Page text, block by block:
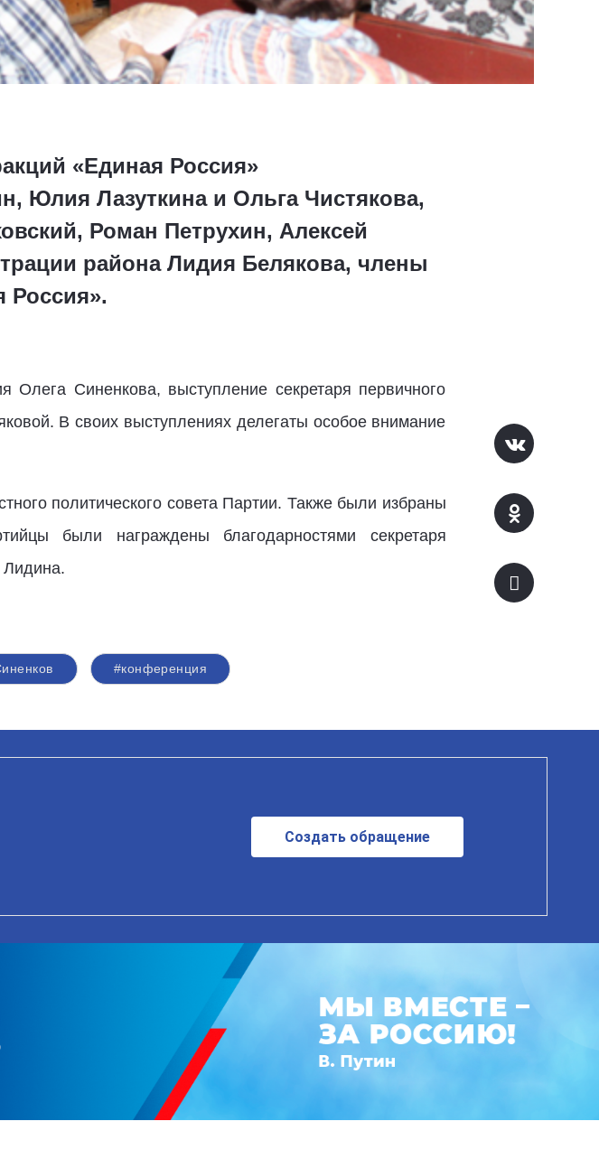
«Единая Россия»
Юлия Лазуткина и Ольга Чистякова,
Роман Петрухин, Алексей
района Лидия Белякова, члены
Россия».
Олега Синенкова, выступление секретаря первичного
В своих выступлениях делегаты особое внимание
политического совета Партии. Также были избраны
были награждены благодарностями секретаря
Лидина.
#конференция
Создать обращение